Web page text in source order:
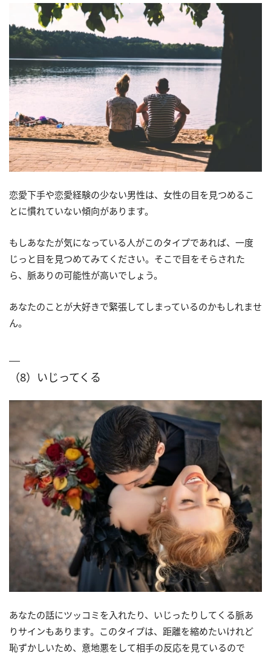
恋愛下手や恋愛経験の少ない男性は、女性の目を見つめるこ
とに慣れていない傾向があります。
もしあなたが気になっている人がこのタイプであれば、一度
じっと目を見つめてみてください。そこで目をそらされた
ら、脈ありの可能性が高いでしょう。
あなたのことが大好きで緊張してしまっているのかもしれませ
ん。
（8）いじってくる
あなたの話にツッコミを入れたり、いじったりしてくる脈あ
りサインもあります。このタイプは、距離を縮めたいけれど
恥ずかしいため、意地悪をして相手の反応を見ているので